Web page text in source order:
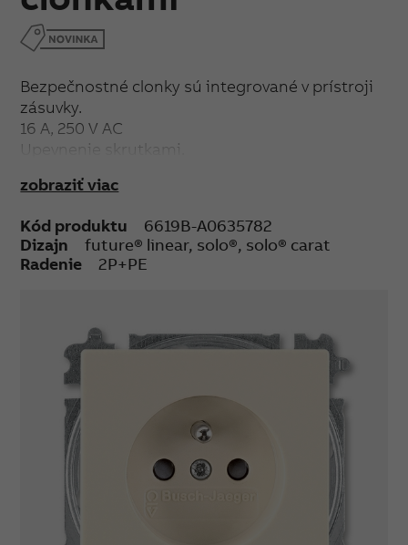
Bezpečnostné clonky sú integrované v prístroji
zásuvky.
16 A, 250 V AC
Upevnenie skrutkami.
zobraziť viac
Kód produktu
6619B-A0635782
Dizajn
future® linear, solo®, solo® carat
Radenie
2P+PE